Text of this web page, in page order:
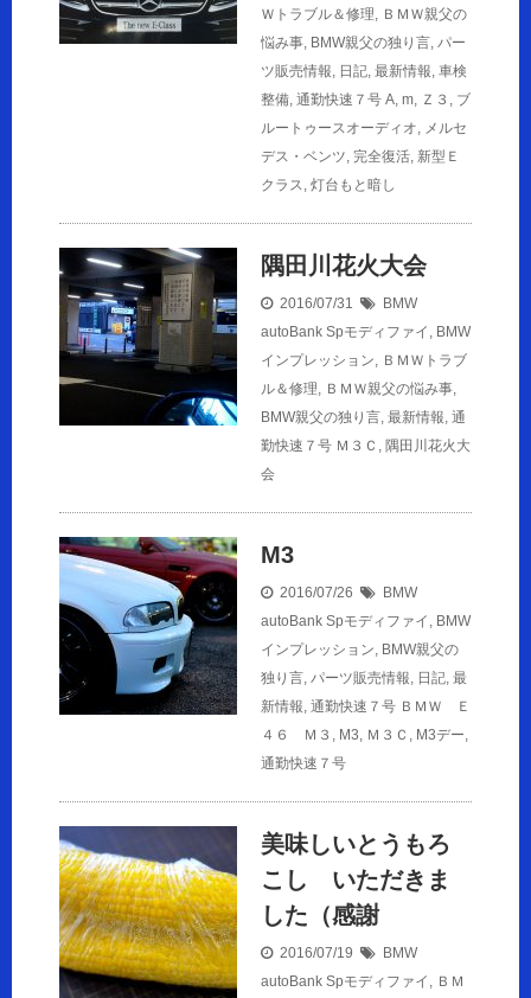
Ｗトラブル＆修理, ＢＭＷ親父の
悩み事, BMW親父の独り言, パー
ツ販売情報, 日記, 最新情報, 車検
整備, 通勤快速７号 A, m, Ｚ３ , ブ
ルートゥースオーディオ, メルセ
デス・ベンツ, 完全復活, 新型Ｅ
クラス, 灯台もと暗し
隅田川花火大会
2016/07/31
BMW
autoBank Spモディファイ , BMW
インプレッション, ＢＭＷトラブ
ル＆修理, ＢＭＷ親父の悩み事,
BMW親父の独り言, 最新情報, 通
勤快速７号 Ｍ３Ｃ , 隅田川花火大
会
M3
2016/07/26
BMW
autoBank Spモディファイ , BMW
インプレッション, BMW親父の
独り言, パーツ販売情報, 日記, 最
新情報, 通勤快速７号 ＢＭＷ Ｅ
４６ Ｍ３ , M3, Ｍ３Ｃ , M3デー,
通勤快速７号
美味しいとうもろ
こし いただきま
した（感謝
2016/07/19
BMW
autoBank Spモディファイ , ＢＭ